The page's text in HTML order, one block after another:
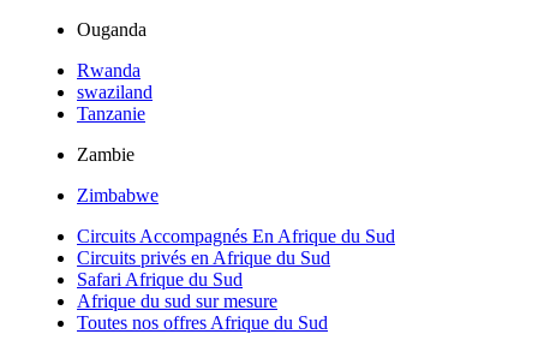
Ouganda
Rwanda
swaziland
Tanzanie
Zambie
Zimbabwe
Circuits Accompagnés En Afrique du Sud
Circuits privés en Afrique du Sud
Safari Afrique du Sud
Afrique du sud sur mesure
Toutes nos offres Afrique du Sud